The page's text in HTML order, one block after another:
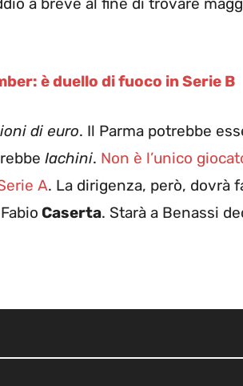
è duello di fuoco in Serie B
di euro. Il Parma potrebbe
Iachini. Non è l’unico
A. La dirigenza, però, dovrà
Caserta. Starà a Benassi